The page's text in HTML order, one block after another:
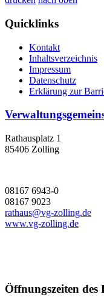
Quicklinks
Kontakt
Inhaltsverzeichnis
Impressum
Datenschutz
Erklärung zur
Rathausplatz 1
85406 Zolling
08167 6943-0
08167 9023
rathaus@vg-zolling.de
www.vg-zolling.de
Öffnungszeiten des